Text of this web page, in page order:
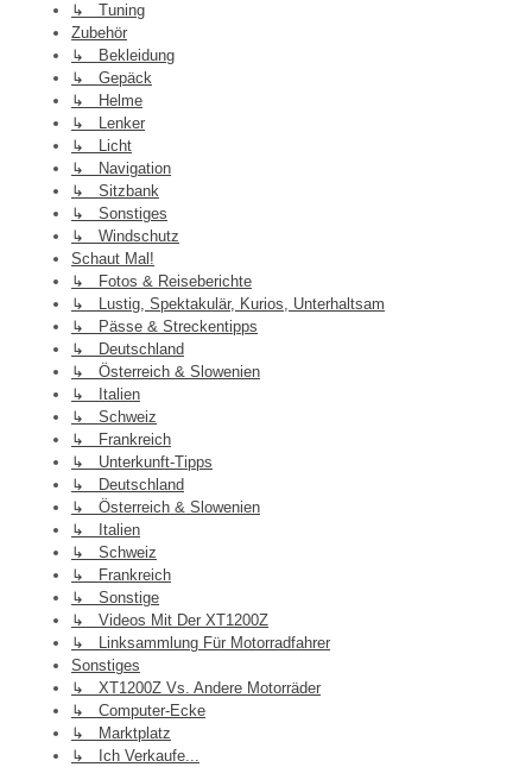
↳ Tuning
Zubehör
↳ Bekleidung
↳ Gepäck
↳ Helme
↳ Lenker
↳ Licht
↳ Navigation
↳ Sitzbank
↳ Sonstiges
↳ Windschutz
Schaut Mal!
↳ Fotos & Reiseberichte
↳ Lustig, Spektakulär, Kurios, Unterhaltsam
↳ Pässe & Streckentipps
↳ Deutschland
↳ Österreich & Slowenien
↳ Italien
↳ Schweiz
↳ Frankreich
↳ Unterkunft-Tipps
↳ Deutschland
↳ Österreich & Slowenien
↳ Italien
↳ Schweiz
↳ Frankreich
↳ Sonstige
↳ Videos Mit Der XT1200Z
↳ Linksammlung Für Motorradfahrer
Sonstiges
↳ XT1200Z Vs. Andere Motorräder
↳ Computer-Ecke
↳ Marktplatz
↳ Ich Verkaufe...